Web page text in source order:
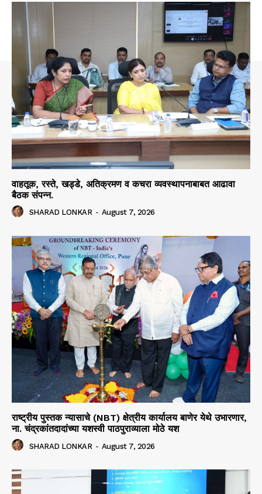
वाहतूक, रस्ते, खड्डे, अतिक्रमण व कचरा व्यवस्थापनाबाबत आढावा
बैठक संपन्न.
SHARAD LONKAR - August 7, 2026
राष्ट्रीय पुस्तक न्यासाचे (NBT) क्षेत्रीय कार्यालय बाणेर येथे उभारणार,
ना. चंद्रकांतदादांच्या यशस्वी पाठपुराव्याला मोठे यश
SHARAD LONKAR - August 7, 2026